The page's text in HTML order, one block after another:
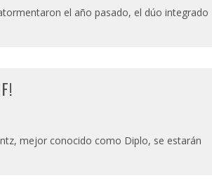
el año pasado, el dúo integrado
mejor conocido como Diplo, se estarán